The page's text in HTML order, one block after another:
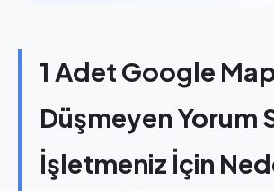
1 Adet Google
Düşmeyen Yorum
İşletmeniz İçin